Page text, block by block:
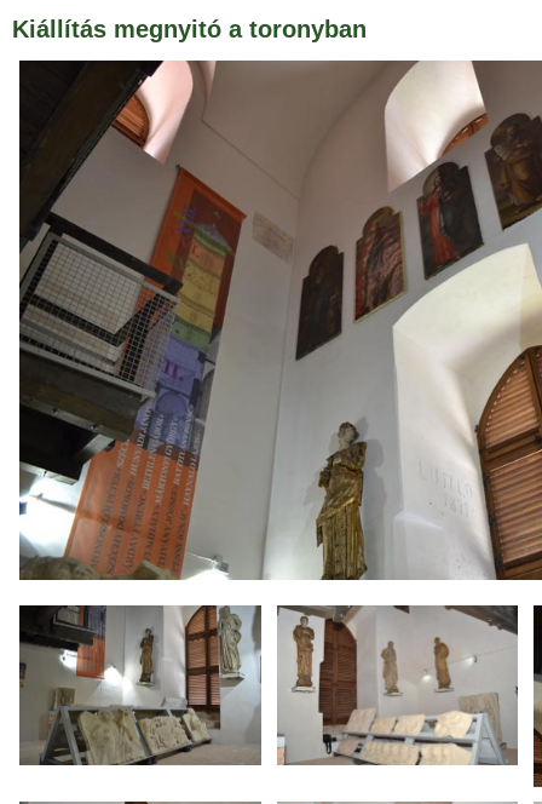
Kiállítás megnyitó a toronyban